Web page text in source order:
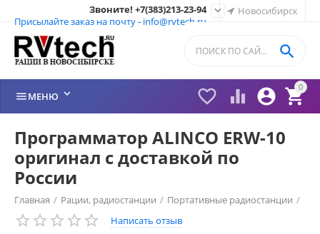
Новосибирск
Звоните! +7(383)213-23-94
Присылайте заказ на почту - info@rvtech.ru

0


 

МЕНЮ 
Программатор ALINCO ERW-10
оригинал с доставкой по
России
Главная / Рации, радиостанции / Портативные радиостанции /
Рации Alinco (Япония) / Программатор Alinco
Написать отзыв